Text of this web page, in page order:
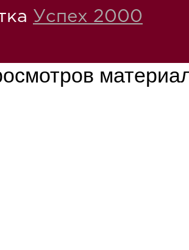
Успех 2000